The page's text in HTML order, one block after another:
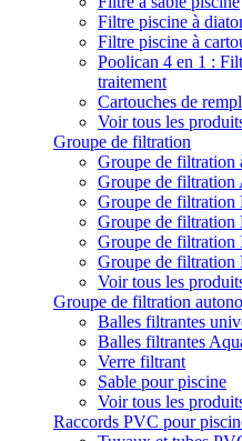
Filtre piscine à
Filtre piscine à
Poolican 4 en 1 :
traitement
Cartouches de
Voir tous les
Groupe de filtration
Groupe de filtration
Groupe de filtration
Groupe de filtration
Groupe de filtration
Groupe de filtration
Groupe de filtration
Voir tous les
Groupe de filtration
Balles filtrantes
Balles filtrantes
Verre filtrant
Sable pour piscine
Voir tous les
Raccords PVC pour